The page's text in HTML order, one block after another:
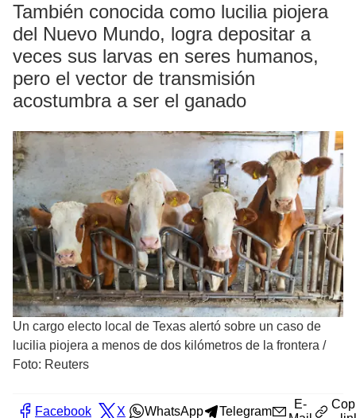
También conocida como lucilia piojera
del Nuevo Mundo, logra depositar a
veces sus larvas en seres humanos,
pero el vector de transmisión
acostumbra a ser el ganado
Un cargo electo local de Texas alertó sobre un caso de
lucilia piojera a menos de dos kilómetros de la frontera /
Foto: Reuters
Facebook X WhatsApp Telegram
E-